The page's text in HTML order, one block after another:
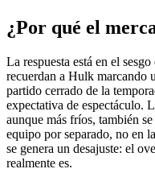
¿Por qué el
La respuesta está en el
recuerdan a Hulk marcando
partido cerrado de la
expectativa de espectáculo.
aunque más fríos, también
equipo por separado, no en
se genera un desajuste: el
realmente es.